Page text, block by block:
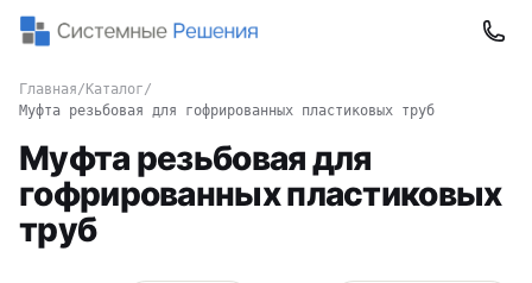
Главная/ Каталог/
Муфта резьбовая для гофрированных пластиковых труб
Муфта резьбовая для
гофрированных пластиковых
труб